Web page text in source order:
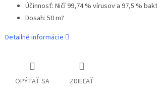
Účinnosť: Ničí 99,74 % vírusov a 97,5 %
Dosah: 50 m?
Detailné informácie
OPÝTAŤ SA ZDIEĽAŤ